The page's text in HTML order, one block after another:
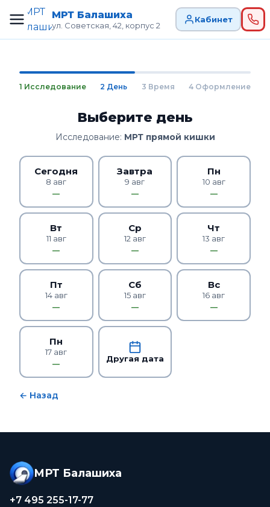
МРТ Балашиха
ул. Советская, 42, корпус 2
Кабинет
1 Исследование 2 День 3 Время 4 Оформление
Выберите день
Исследование: МРТ прямой кишки
Сегодня
8 авг
—
Завтра
9 авг
—
Пн
10 авг
—
Вт
11 авг
—
Ср
12 авг
—
Чт
13 авг
—
Пт
14 авг
—
Сб
15 авг
—
Вс
16 авг
—
Пн
17 авг
—
Другая дата
← Назад
МРТ Балашиха
+7 495 255-17-77